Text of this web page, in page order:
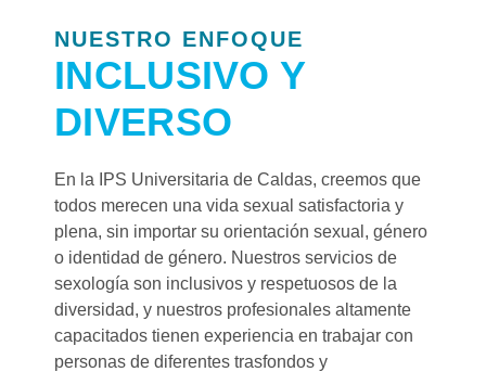
NUESTRO ENFOQUE
INCLUSIVO Y
DIVERSO
En la IPS Universitaria de Caldas, creemos que
todos merecen una vida sexual satisfactoria y
plena, sin importar su orientación sexual, género
o identidad de género. Nuestros servicios de
sexología son inclusivos y respetuosos de la
diversidad, y nuestros profesionales altamente
capacitados tienen experiencia en trabajar con
personas de diferentes trasfondos y